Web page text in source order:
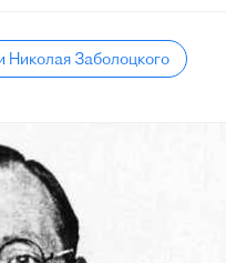
Николая Заболоцкого